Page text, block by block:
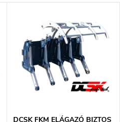
DCSK FKM ELÁGAZÓ BIZTOS